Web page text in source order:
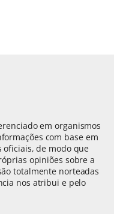
em organismos
com base em
de modo que
opiniões sobre a
totalmente norteadas
nos atribui e pelo